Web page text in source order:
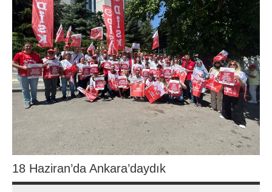
18 Haziran’da Ankara’daydık